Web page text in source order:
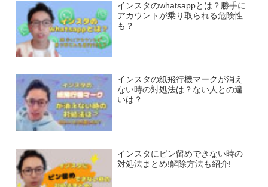
インスタのwhatsappとは？勝手に
アカウントが乗り取られる危険性
も？
インスタの紙飛行機マークが消え
ない時の対処法は？ない人との違
いは？
インスタにピン留めできない時の
対処法まとめ!解除方法も紹介!